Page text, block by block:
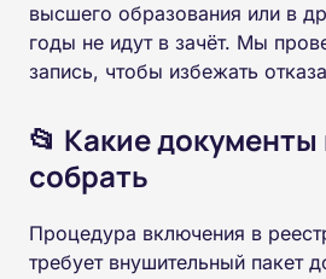
высшего образования или в
годы не идут в зачёт. Мы
запись, чтобы избежать
📂 Какие
собрать
Процедура включения в
требует внушительный пакет